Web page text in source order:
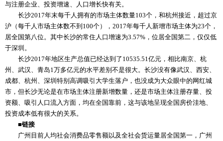
与注册企业、投资增速、人口增长快有关。
长沙2017年末每千人拥有的市场主体数量103个，和杭州接近，超过京
沪（每千人市场主体数不到100个），2017年每千人新增市场主体为23个，
居全国第八位。其中长沙的常住人口增速为3.57%，位居全国第二，仅仅低
于深圳。
长沙2017年地区生产总值已经达到了10535.51亿元，相比南京、杭
州、武汉、青岛1万多亿元的水平差别不是很大。长沙没有像武汉、西安、
成都、杭州、深圳特别高调吸引大学生落户，也没成为大众眼中的网红城
市，但长沙无论是在市场主体注册新增数量，还是市场主体注册存量、投
资额、吸引人口流入方面，均在全国靠前，这与该地呈现全国房价洼地、
投资成本低有很大的关系。
■链接
广州目前人均社会消费品零售额以及全社会货运量居全国第一，广州